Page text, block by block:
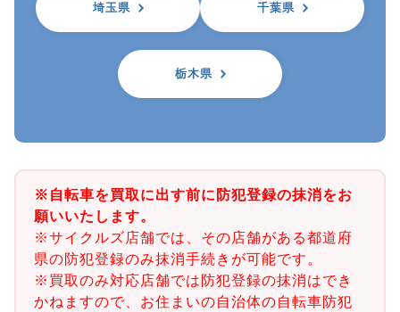
埼玉県 千葉県
栃木県
※自転車を買取に出す前に防犯登録の抹消をお
願いいたします。
※サイクルズ店舗では、その店舗がある都道府
県の防犯登録のみ抹消手続きが可能です。
※買取のみ対応店舗では防犯登録の抹消はでき
かねますので、お住まいの自治体の自転車防犯